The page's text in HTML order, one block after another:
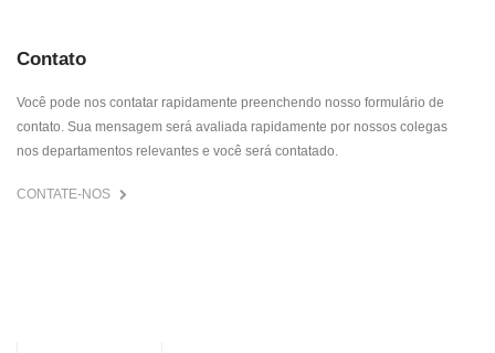
Contato
Você pode nos contatar rapidamente preenchendo nosso formulário de
contato. Sua mensagem será avaliada rapidamente por nossos colegas
nos departamentos relevantes e você será contatado.
CONTATE-NOS